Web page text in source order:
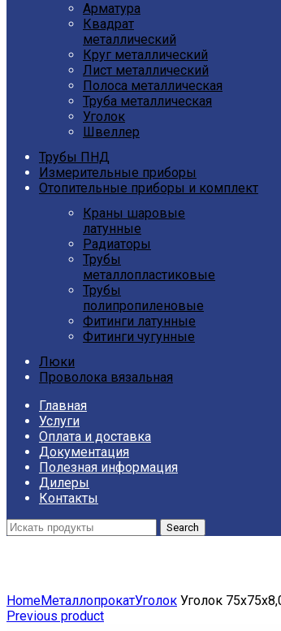
Арматура
Квадрат
металлический
Круг металлический
Лист металлический
Полоса металлическая
Труба металлическая
Уголок
Швеллер
Трубы ПНД
Измерительные приборы
Отопительные приборы и комплект
Краны шаровые
латунные
Радиаторы
Трубы
металлопластиковые
Трубы
полипропиленовые
Фитинги латунные
Фитинги чугунные
Люки
Проволока вязальная
Главная
Услуги
Оплата и доставка
Документация
Полезная информация
Дилеры
Контакты
Search
HomeМеталлопрокатУголок Уголок
Previous product